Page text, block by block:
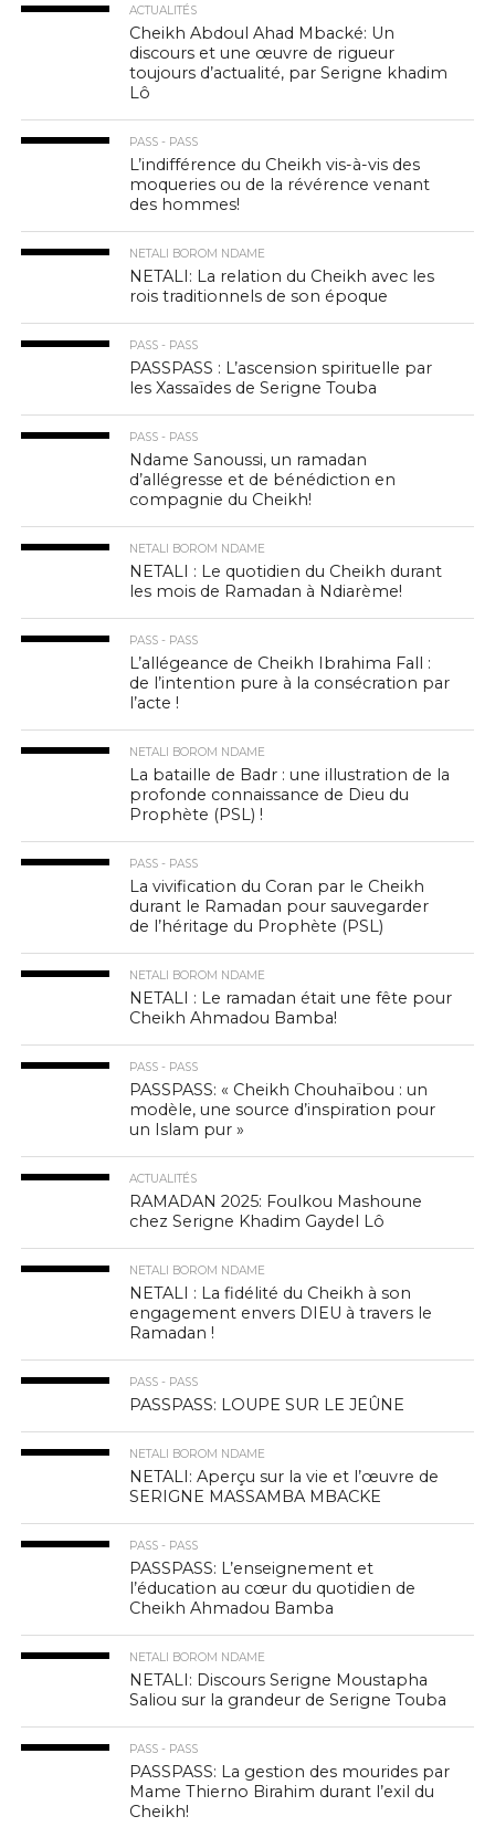
ACTUALITÉS
Cheikh Abdoul Ahad Mbacké: Un
discours et une œuvre de rigueur
toujours d’actualité, par Serigne khadim
Lô
PASS - PASS
L’indifférence du Cheikh vis-à-vis des
moqueries ou de la révérence venant
des hommes!
NETALI BOROM NDAME
NETALI: La relation du Cheikh avec les
rois traditionnels de son époque
PASS - PASS
PASSPASS : L’ascension spirituelle par
les Xassaïdes de Serigne Touba
PASS - PASS
Ndame Sanoussi, un ramadan
d’allégresse et de bénédiction en
compagnie du Cheikh!
NETALI BOROM NDAME
NETALI : Le quotidien du Cheikh durant
les mois de Ramadan à Ndiarème!
PASS - PASS
L’allégeance de Cheikh Ibrahima Fall :
de l’intention pure à la consécration par
l’acte !
NETALI BOROM NDAME
La bataille de Badr : une illustration de la
profonde connaissance de Dieu du
Prophète (PSL) !
PASS - PASS
La vivification du Coran par le Cheikh
durant le Ramadan pour sauvegarder
de l’héritage du Prophète (PSL)
NETALI BOROM NDAME
NETALI : Le ramadan était une fête pour
Cheikh Ahmadou Bamba!
PASS - PASS
PASSPASS: « Cheikh Chouhaïbou : un
modèle, une source d’inspiration pour
un Islam pur »
ACTUALITÉS
RAMADAN 2025: Foulkou Mashoune
chez Serigne Khadim Gaydel Lô
NETALI BOROM NDAME
NETALI : La fidélité du Cheikh à son
engagement envers DIEU à travers le
Ramadan !
PASS - PASS
PASSPASS: LOUPE SUR LE JEÛNE
NETALI BOROM NDAME
NETALI: Aperçu sur la vie et l’œuvre de
SERIGNE MASSAMBA MBACKE
PASS - PASS
PASSPASS: L’enseignement et
l’éducation au cœur du quotidien de
Cheikh Ahmadou Bamba
NETALI BOROM NDAME
NETALI: Discours Serigne Moustapha
Saliou sur la grandeur de Serigne Touba
PASS - PASS
PASSPASS: La gestion des mourides par
Mame Thierno Birahim durant l’exil du
Cheikh!